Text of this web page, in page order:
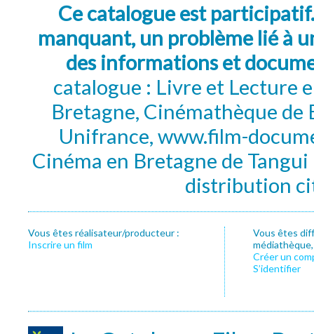
Ce catalogue est
manquant, un problème lié à
des informations et
catalogue : Livre et Lecture
Bretagne, Cinémathèque de
Unifrance, www.film-
Cinéma en Bretagne de
distribution
Vous êtes réalisateur/producteur :
Inscrire un film
Vous êtes
Créer un
S’identifier